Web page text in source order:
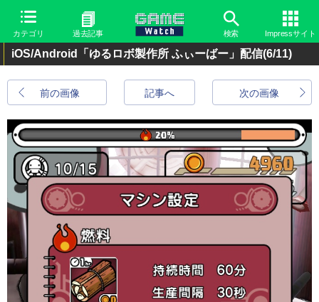
カテゴリ 過去記事 検索 Impressサイト
iOS/Android「ゆるロボ製作所 ふぃーばー」配信(6/11)
前の画像 次の画像
記事へ